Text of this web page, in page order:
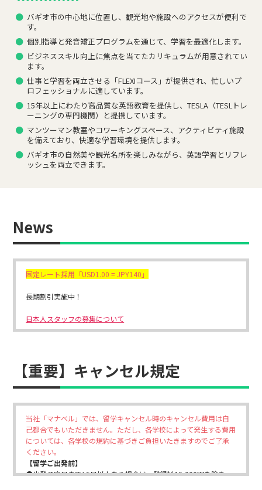
バギオ市の中心地に位置し、観光地や施設へのアクセスが便利で
す。
個別指導と発音矯正プログラムを通じて、学習を最適化します。
ビジネススキル向上に焦点を当てたカリキュラムが用意されてい
ます。
仕事と学習を両立させる「FLEXIコース」が提供され、忙しいプ
ロフェッショナルに適しています。
15年以上にわたり高品質な英語教育を提供し、TESLA（TESLトレ
ーニングの専門機関）と提携しています。
マンツーマン教室やコワーキングスペース、アクティビティ施設
を備えており、快適な学習環境を提供します。
バギオ市の自然美や観光名所を楽しみながら、英語学習とリフレ
ッシュを両立できます。
News
固定レート採用「USD1.00 = JPY140」
長期割引実施中！
日本人スタッフの募集について
【重要】キャンセル規定
当社「マナベル」では、留学キャンセル時のキャンセル費用は自
己都合でもいただきません。ただし、各学校によって発生する費用
については、各学校の規約に基づきご負担いたきますのでご了承
ください。
【留学ご出発前】
●出発予定日まで15日以上ある場合は、登録料10,000円を除き、